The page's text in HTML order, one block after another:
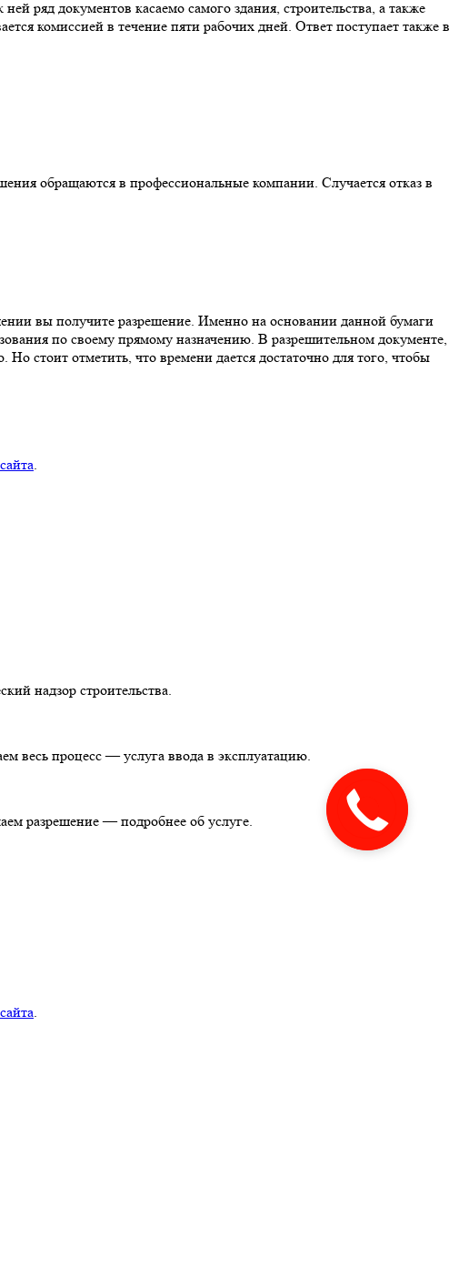
ряд документов касаемо самого здания, строительства, а также
комиссией в течение пяти рабочих дней. Ответ поступает также в
обращаются в профессиональные компании. Случается отказ в
вы получите разрешение. Именно на основании данной бумаги
по своему прямому назначению. В разрешительном документе,
Но стоит отметить, что времени дается достаточно для того, чтобы
надзор строительства.
процесс — услуга ввода в эксплуатацию.
разрешение — подробнее об услуге.